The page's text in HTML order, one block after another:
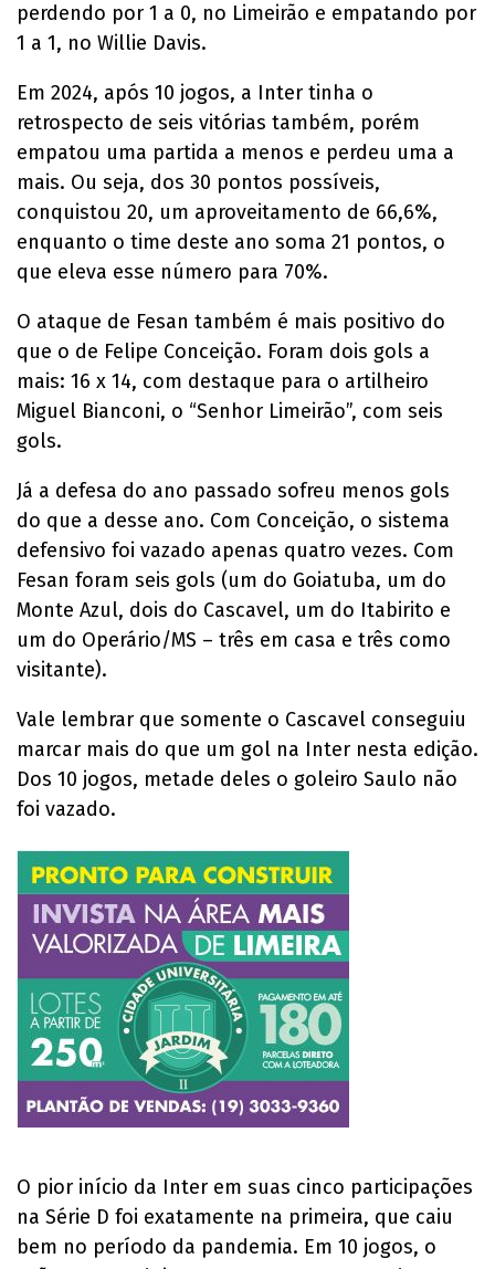
perdendo por 1 a 0, no Limeirão e empatando por
1 a 1, no Willie Davis.
Em 2024, após 10 jogos, a Inter tinha o
retrospecto de seis vitórias também, porém
empatou uma partida a menos e perdeu uma a
mais. Ou seja, dos 30 pontos possíveis,
conquistou 20, um aproveitamento de 66,6%,
enquanto o time deste ano soma 21 pontos, o
que eleva esse número para 70%.
O ataque de Fesan também é mais positivo do
que o de Felipe Conceição. Foram dois gols a
mais: 16 x 14, com destaque para o artilheiro
Miguel Bianconi, o “Senhor Limeirão”, com seis
gols.
Já a defesa do ano passado sofreu menos gols
do que a desse ano. Com Conceição, o sistema
defensivo foi vazado apenas quatro vezes. Com
Fesan foram seis gols (um do Goiatuba, um do
Monte Azul, dois do Cascavel, um do Itabirito e
um do Operário/MS – três em casa e três como
visitante).
Vale lembrar que somente o Cascavel conseguiu
marcar mais do que um gol na Inter nesta edição.
Dos 10 jogos, metade deles o goleiro Saulo não
foi vazado.
O pior início da Inter em suas cinco participações
na Série D foi exatamente na primeira, que caiu
bem no período da pandemia. Em 10 jogos, o